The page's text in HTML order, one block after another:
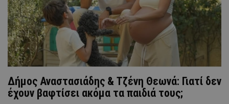
Δήμος Αναστασιάδης & Τζένη Θεωνά: Γιατί δεν
έχουν βαφτίσει ακόμα τα παιδιά τους;